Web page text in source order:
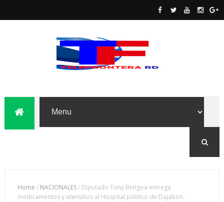
Home / NACIONALES/ Diputado Tony Bengoa entrega
medicamentos y utensilios al Hospital público de Dajabon.